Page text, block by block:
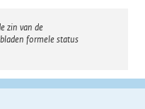
zin van de
formele status